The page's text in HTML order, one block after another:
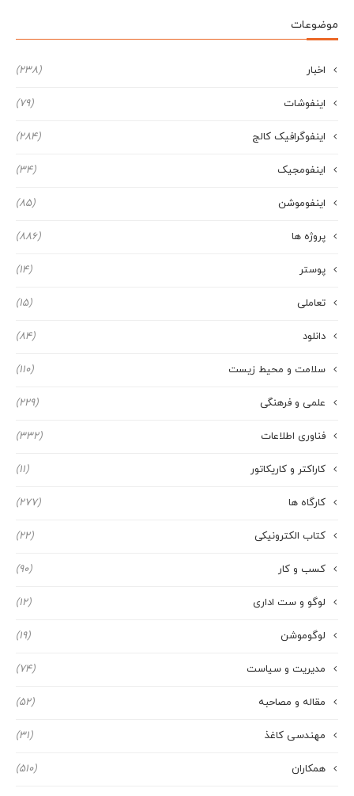
موضوعات
اخبار (238)
اینفوشات (79)
اینفوگرافیک کالج (284)
اینفومجیک (34)
اینفوموشن (85)
پروژه ها (886)
پوستر (14)
تعاملی (15)
دانلود (84)
سلامت و محیط زیست (110)
علمی و فرهنگی (229)
فناوری اطلاعات (332)
کاراکتر و کاریکاتور (11)
کارگاه ها (277)
کتاب الکترونیکی (22)
کسب و کار (90)
لوگو و ست اداری (12)
لوگوموشن (19)
مدیریت و سیاست (74)
مقاله و مصاحبه (52)
مهندسی کاغذ (31)
همکاران (510)